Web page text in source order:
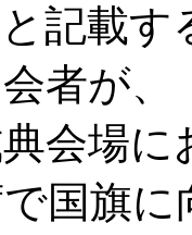
と記載
者が
会場に
国旗